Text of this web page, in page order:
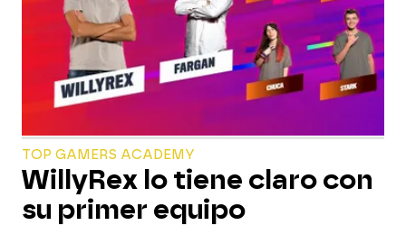
TOP GAMERS ACADEMY
WillyRex lo tiene claro con
su primer equipo